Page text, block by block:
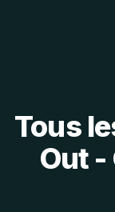
Tous
Out -